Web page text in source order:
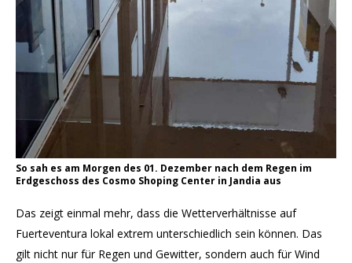
So sah es am Morgen des 01. Dezember nach dem Regen im
Erdgeschoss des Cosmo Shoping Center in Jandia aus
Das zeigt einmal mehr, dass die Wetterverhältnisse auf
Fuerteventura lokal extrem unterschiedlich sein können. Das
gilt nicht nur für Regen und Gewitter, sondern auch für Wind